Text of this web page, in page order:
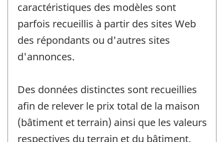
caractéristiques des modèles sont
parfois recueillis à partir des sites Web
des répondants ou d'autres sites
d'annonces.
Des données distinctes sont recueillies
afin de relever le prix total de la maison
(bâtiment et terrain) ainsi que les valeurs
respectives du terrain et du bâtiment.